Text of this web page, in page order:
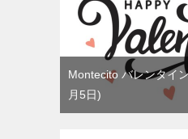
Montecito バレンタイ
月5日